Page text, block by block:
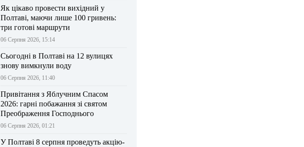
Як цікаво провести вихідний у
Полтаві, маючи лише 100 гривень:
три готові маршрути
06 Серпня 2026, 15:14
Сьогодні в Полтаві на 12 вулицях
знову вимкнули воду
06 Серпня 2026, 11:40
Привітання з Яблучним Спасом
2026: гарні побажання зі святом
Преображення Господнього
06 Серпня 2026, 01:21
У Полтаві 8 серпня проведуть акцію-